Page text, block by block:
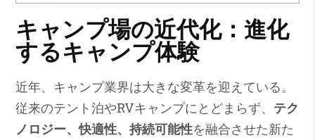
キャンプ場の近代化：進化
するキャンプ体験
近年、キャンプ業界は大きな変革を迎えている。
従来のテント泊やRVキャンプにとどまらず、 テク
ノロジー、快適性、持続可能性を融合させた新た